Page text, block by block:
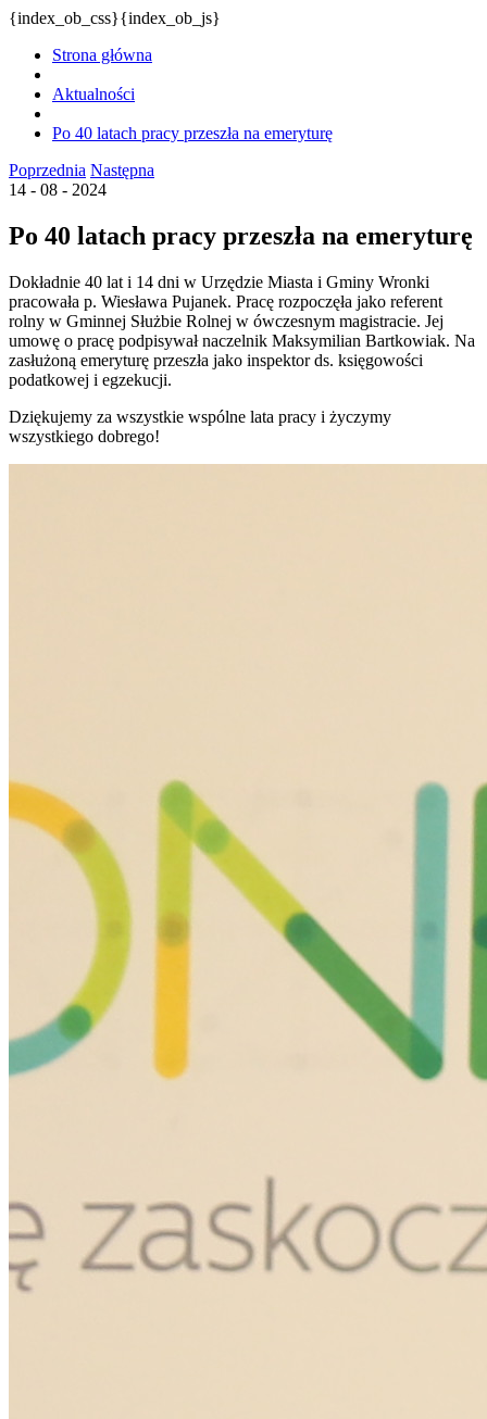
{index_ob_css}{index_ob_js}
Strona główna
Aktualności
Po 40 latach pracy przeszła na emeryturę
Poprzednia Następna
14 - 08 - 2024
Po 40 latach pracy przeszła na emeryturę
Dokładnie 40 lat i 14 dni w Urzędzie Miasta i Gminy Wronki
pracowała p. Wiesława Pujanek. Pracę rozpoczęła jako referent
rolny w Gminnej Służbie Rolnej w ówczesnym magistracie. Jej
umowę o pracę podpisywał naczelnik Maksymilian Bartkowiak. Na
zasłużoną emeryturę przeszła jako inspektor ds. księgowości
podatkowej i egzekucji.
Dziękujemy za wszystkie wspólne lata pracy i życzymy
wszystkiego dobrego!